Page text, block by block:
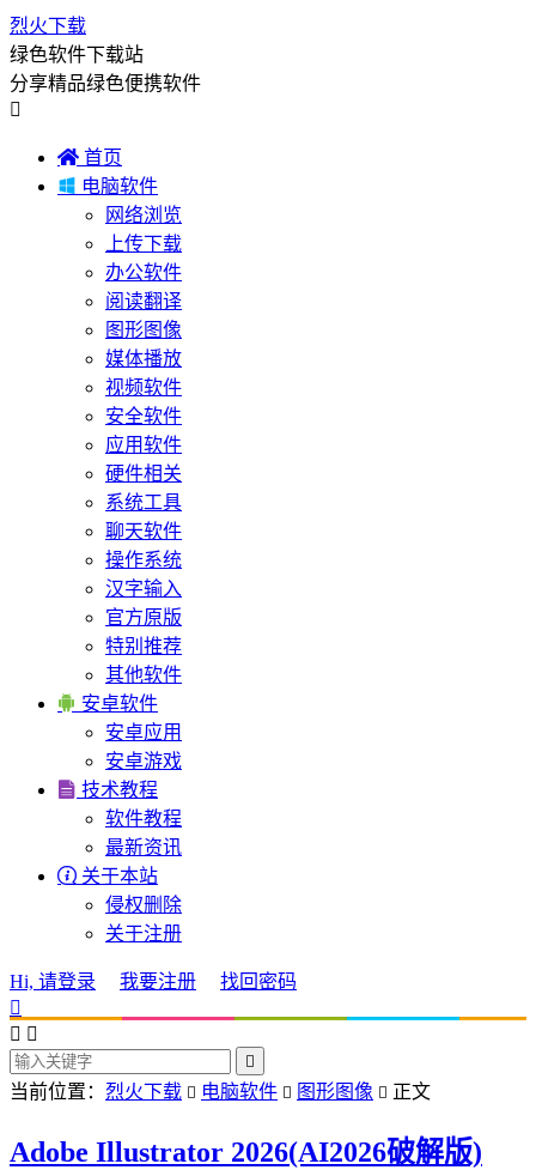
烈火下载
绿色软件下载站
分享精品绿色便携软件

 首页
 电脑软件
网络浏览
上传下载
办公软件
阅读翻译
图形图像
媒体播放
视频软件
安全软件
应用软件
硬件相关
系统工具
聊天软件
操作系统
汉字输入
官方原版
特别推荐
其他软件
 安卓软件
安卓应用
安卓游戏
 技术教程
软件教程
最新资讯
 关于本站
侵权删除
关于注册
Hi, 请登录 我要注册
找回密码

 

当前位置： 烈火下载  电脑软件  图形图像  正文
Adobe Illustrator 2026(AI2026破解版)